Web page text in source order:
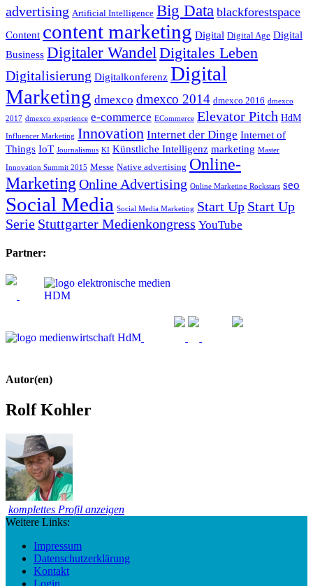
advertising Artificial Intelligence Big Data blackforestspace
Content content marketing Digital Digital Age Digital
Business Digitaler Wandel Digitales Leben
Digitalisierung Digitalkonferenz Digital
Marketing dmexco dmexco 2014 dmexco 2016 dmexco
2017 dmexco experience e-commerce ECommerce Elevator Pitch HdM
Influencer Marketing Innovation Internet der Dinge Internet of
Things IoT Journalismus KI Künstliche Intelligenz marketing Master
Innovation Summit 2015 Messe Native advertising Online-
Marketing Online Advertising Online Marketing Rockstars seo
Social Media Social Media Marketing Start Up Start Up
Serie Stuttgarter Medienkongress YouTube
Partner:
Autor(en)
Rolf Kohler
komplettes Profil anzeigen
Weitere Links:
Impressum
Datenschutzerklärung
Kontakt
Login